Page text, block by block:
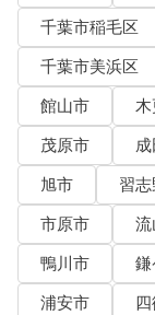
千葉市稲毛区
千葉市美浜区
館山市
木
茂原市
旭市
習
市原市
流
鴨川市
鎌
浦安市